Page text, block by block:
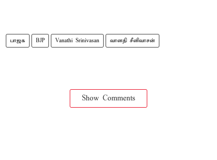
பாஜக BJP Vanathi Srinivasan வானதி சீனிவாசன்
Show Comments